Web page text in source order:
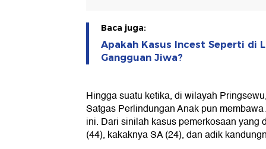
Baca juga:
Apakah Kasus Incest Seperti di
Gangguan Jiwa?
Hingga suatu ketika, di wilayah
Satgas Perlindungan Anak pun
ini. Dari sinilah kasus pemerkosaan yang
(44), kakaknya SA (24), dan adik